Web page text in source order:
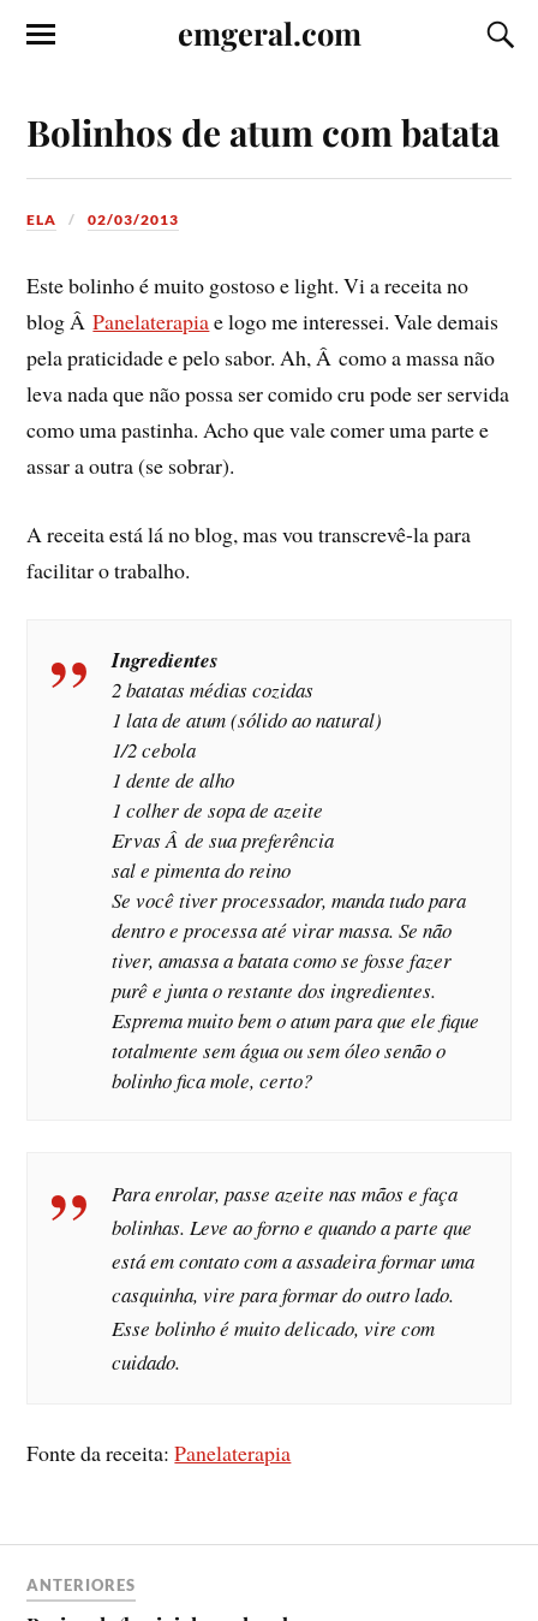
emgeral.com
Bolinhos de atum com batata
ELA 02/03/2013
Este bolinho é muito gostoso e light. Vi a receita no
blog ÂPanelaterapiae logo me interessei. Vale demais
pela praticidade e pelo sabor. Ah, Â como a massa não
leva nada que não possa ser comido cru pode ser servida
como uma pastinha. Acho que vale comer uma parte e
assar a outra (se sobrar).
A receita está lá no blog, mas vou transcrevê-la para
facilitar o trabalho.
Ingredientes
2 batatas médias cozidas
1 lata de atum (sólido ao natural)
1/2 cebola
1 dente de alho
1 colher de sopa de azeite
Ervas Â de sua preferência
sal e pimenta do reino
Se você tiver processador, manda tudo para
dentro e processa até virar massa. Se não
tiver, amassa a batata como se fosse fazer
purê e junta o restante dos ingredientes.
Esprema muito bem o atum para que ele fique
totalmente sem água ou sem óleo senão o
bolinho fica mole, certo?
Para enrolar, passe azeite nas mãos e faça
bolinhas. Leve ao forno e quando a parte que
está em contato com a assadeira formar uma
casquinha, vire para formar do outro lado.
Esse bolinho é muito delicado, vire com
cuidado.
Fonte da receita:Panelaterapia
ANTERIORES